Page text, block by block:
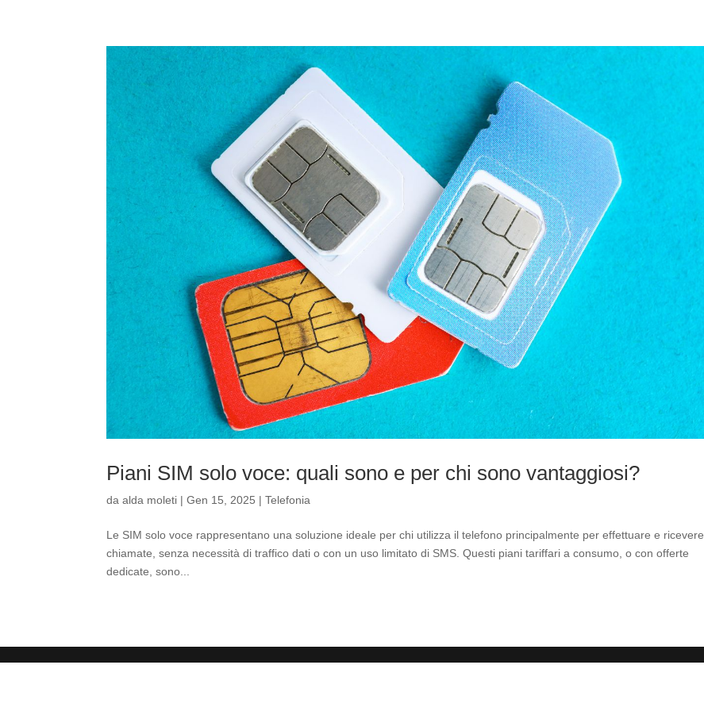
Piani SIM solo voce: quali sono e per chi sono vantaggiosi?
daalda moleti |Gen 15, 2025 |Telefonia
Le SIM solo voce rappresentano una soluzione ideale per chi utilizza il telefono principalmente per effettuare e ricevere
chiamate, senza necessità di traffico dati o con un uso limitato di SMS. Questi piani tariffari a consumo, o con offerte
dedicate, sono...